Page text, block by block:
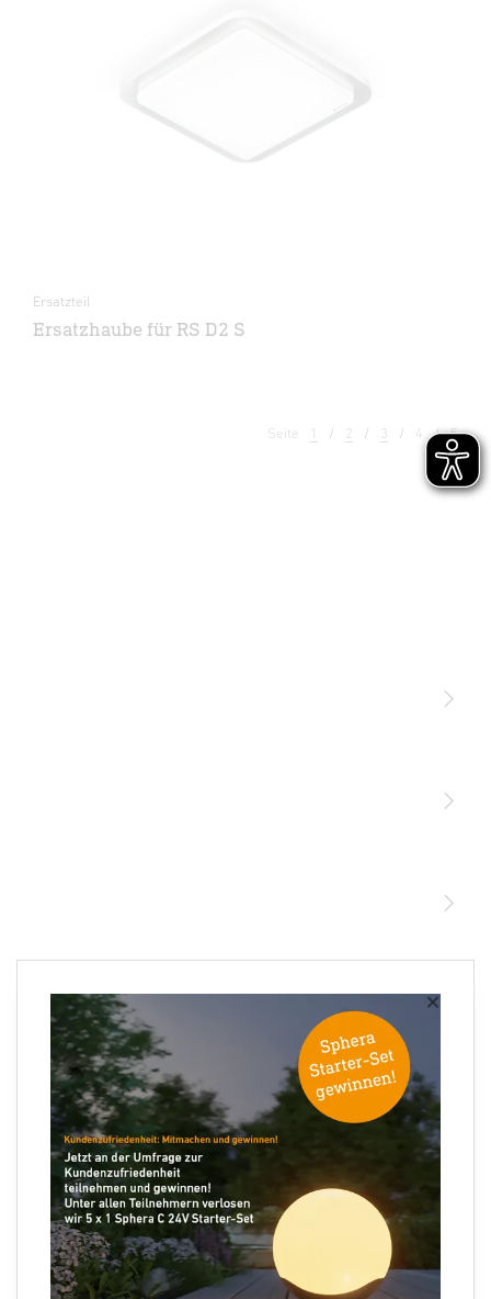
×
Ersatzteil
Ersatzhaube für RS D2 S
Seite 1 2 3 4 5
Ihre E-Mail Adresse
Folgen Sie uns